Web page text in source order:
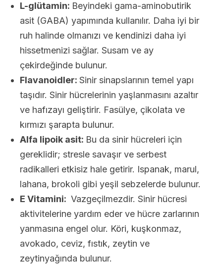
L-glütamin: Beyindeki gama-aminobutirik
asit (GABA) yapımında kullanılır. Daha iyi bir
ruh halinde olmanızı ve kendinizi daha iyi
hissetmenizi sağlar. Susam ve ay
çekirdeğinde bulunur.
Flavanoidler: Sinir sinapslarının temel yapı
taşıdır. Sinir hücrelerinin yaşlanmasını azaltır
ve hafızayı geliştirir. Fasülye, çikolata ve
kırmızı şarapta bulunur.
Alfa lipoik asit: Bu da sinir hücreleri için
gereklidir; stresle savaşır ve serbest
radikalleri etkisiz hale getirir. Ispanak, marul,
lahana, brokoli gibi yeşil sebzelerde bulunur.
E Vitamini: Vazgeçilmezdir. Sinir hücresi
aktivitelerine yardım eder ve hücre zarlarının
yanmasına engel olur. Köri, kuşkonmaz,
avokado, ceviz, fıstık, zeytin ve
zeytinyağında bulunur.